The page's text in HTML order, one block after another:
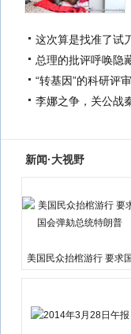
这次算是找准了试
总理的批评呼唤隐
“转基因”的科研评审
李娜之争，关公战
新闻·大视野
美国民众抬棺游行 要求国